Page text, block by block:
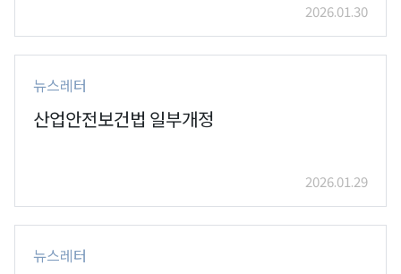
2026.01.30
뉴스레터
산업안전보건법 일부개정
2026.01.29
뉴스레터